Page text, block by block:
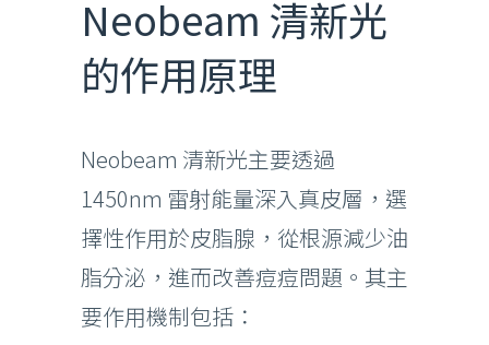
Neobeam 清新光
的作用原理
Neobeam 清新光主要透過
1450nm 雷射能量深入真皮層，選
擇性作用於皮脂腺，從根源減少油
脂分泌，進而改善痘痘問題。其主
要作用機制包括：